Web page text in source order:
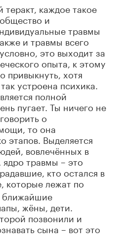
каждое такое
и
травмы
и травмы всего
это выходит за
опыта, к этому
привыкнуть, хотя
устроена психика.
полной
пугает. Ты ничего не
о
то она
этапов. Выделяется
вовлечённых в
ядро травмы – это
кто остался в
которые лежат по
ближайшие
жёны, дети.
позвонили и
сына – вот это